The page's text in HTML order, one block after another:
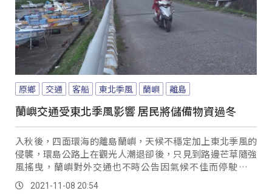
原鄉 交通 客船 東北季風 蘭嶼 離島
蘭嶼交通受東北季風影響 居民將儲備物資過冬
入秋後，四面環海的離島蘭嶼，天候不穩定加上東北季風的
侵襲，環島公路上在觀光人潮退卻後，只見到路邊芒草隨強
風搖曳，蘭嶼對外交通也不時公告因氣候不佳而停駛的狀
態。2021-11-08 20:54